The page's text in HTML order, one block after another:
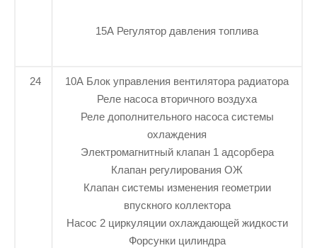
15А Регулятор давления топлива
24
10А Блок управления вентилятора радиатора
Реле насоса вторичного воздуха
Реле дополнительного насоса системы
охлаждения
Электромагнитный клапан 1 адсорбера
Клапан регулирования ОЖ
Клапан системы изменения геометрии
впускного коллектора
Насос 2 циркуляции охлаждающей жидкости
Форсунки цилиндра